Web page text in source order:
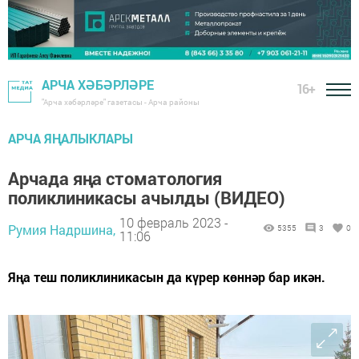
АРЧА ХӘБӘРЛӘРЕ
"Арча хәбәрләре" газетасы - Арча районы
16+
АРЧА ЯҢАЛЫКЛАРЫ
Арчада яңа стоматология
поликлиникасы ачылды (ВИДЕО)
Румия Надршина, 10 февраль 2023 -
11:06
5355 3 0
Яңа теш поликлиникасын да күрер көннәр бар икән.